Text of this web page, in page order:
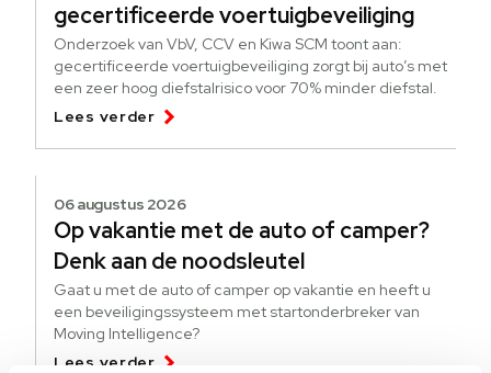
gecertificeerde voertuigbeveiliging
Onderzoek van VbV, CCV en Kiwa SCM toont aan:
gecertificeerde voertuigbeveiliging zorgt bij auto’s met
een zeer hoog diefstalrisico voor 70% minder diefstal.
Lees verder
06 augustus 2026
Op vakantie met de auto of camper?
Denk aan de noodsleutel
Gaat u met de auto of camper op vakantie en heeft u
een beveiligingssysteem met startonderbreker van
Moving Intelligence?
Lees verder